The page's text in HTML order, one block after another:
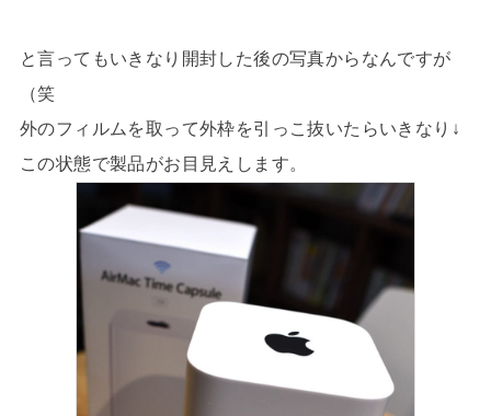
と言ってもいきなり開封した後の写真からなんですが
（笑
外のフィルムを取って外枠を引っこ抜いたらいきなり↓
この状態で製品がお目見えします。